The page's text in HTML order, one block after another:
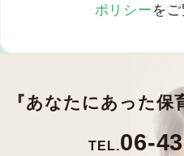
ポリシー をご
『あなたにあった保
TEL.06-